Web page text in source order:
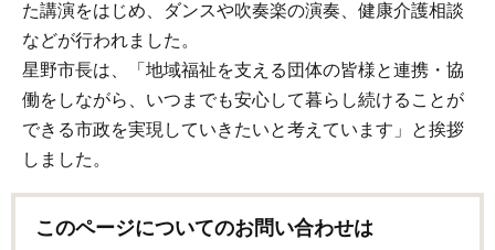
た講演をはじめ、ダンスや吹奏楽の演奏、健康介護相談
などが行われました。
星野市長は、「地域福祉を支える団体の皆様と連携・協
働をしながら、いつまでも安心して暮らし続けることが
できる市政を実現していきたいと考えています」と挨拶
しました。
このページについてのお問い合わせは